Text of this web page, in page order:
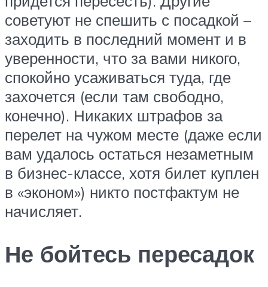
советуют не спешить с посадкой –
заходить в последний момент и в
уверенности, что за вами никого,
спокойно усаживаться туда, где
захочется (если там свободно,
конечно). Никаких штрафов за
перелет на чужом месте (даже если
вам удалось остаться незаметным
в бизнес-классе, хотя билет куплен
в «эконом») никто постфактум не
начисляет.
Не бойтесь пересадок